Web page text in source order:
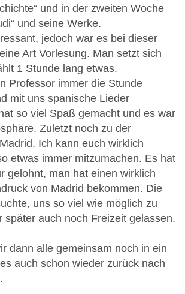
und in der zweiten Woche
und seine Werke.
jedoch war es bei dieser
Art Vorlesung. Man setzt sich
1 Stunde lang etwas.
Professor immer die Stunde
mit uns spanische Lieder
so viel Spaß gemacht und es war
Zuletzt noch zu der
Ich kann euch wirklich
etwas immer mitzumachen. Es hat
gelohnt, man hat einen wirklich
von Madrid bekommen. Die
uns so viel wie möglich zu
später auch noch Freizeit gelassen.
dann alle gemeinsam noch in ein
auch schon wieder zurück nach